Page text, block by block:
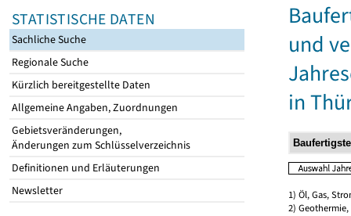
STATISTISCHE DATEN
Sachliche Suche
Regionale Suche
Kürzlich bereitgestellte Daten
Allgemeine Angaben, Zuordnungen
Gebietsveränderungen,
Änderungen zum Schlüsselverzeichnis
Definitionen und Erläuterungen
Newsletter
und
in
1) Öl, Gas,
2)